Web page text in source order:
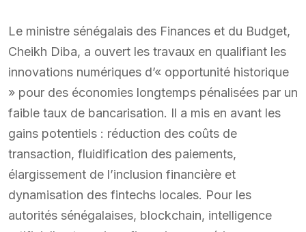
Le ministre sénégalais des Finances et du Budget,
Cheikh Diba, a ouvert les travaux en qualifiant les
innovations numériques d’« opportunité historique
» pour des économies longtemps pénalisées par un
faible taux de bancarisation. Il a mis en avant les
gains potentiels : réduction des coûts de
transaction, fluidification des paiements,
élargissement de l’inclusion financière et
dynamisation des fintechs locales. Pour les
autorités sénégalaises, blockchain, intelligence